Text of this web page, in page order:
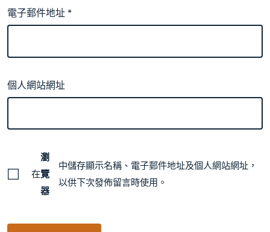
電子郵件地址*
個人網站網址
在
瀏
覽
器
中儲存顯示名稱、電子郵件地址及個人網站網址，
以供下次發佈留言時使用。